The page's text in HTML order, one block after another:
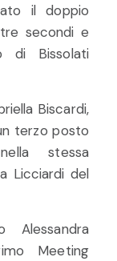
il doppio
secondi e
di Bissolati
Biscardi,
terzo posto
stessa
Licciardi del
Meeting